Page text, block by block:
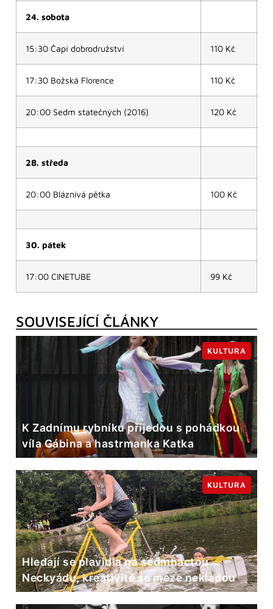
24. sobota
15:30 Čapí dobrodružství 110 Kč
17:30 Božská Florence 110 Kč
20:00 Sedm statečných (2016) 120 Kč
28. středa
20:00 Bláznivá pětka 100 Kč
30. pátek
17:00 CINETUBE 99 Kč
SOUVISEJÍCÍ ČLÁNKY
K Zadnímu rybníku přijedou s pohádkou
víla Gábina a hastrmanka Katka
KULTURA
Hledají se plavidla na sedmnáctou
Neckyádu, kreativitě se meze nekladou
KULTURA